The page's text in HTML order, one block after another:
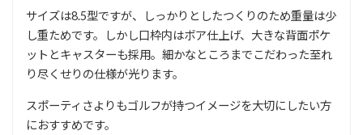
サイズは8.5型ですが、しっかりとしたつくりのため重量は少
し重ためです。しかし口枠内はボア仕上げ、大きな背面ポケ
ットとキャスターも採用。細かなところまでこだわった至れ
り尽くせりの仕様が光ります。
スポーティさよりもゴルフが持つイメージを大切にしたい方
におすすめです。